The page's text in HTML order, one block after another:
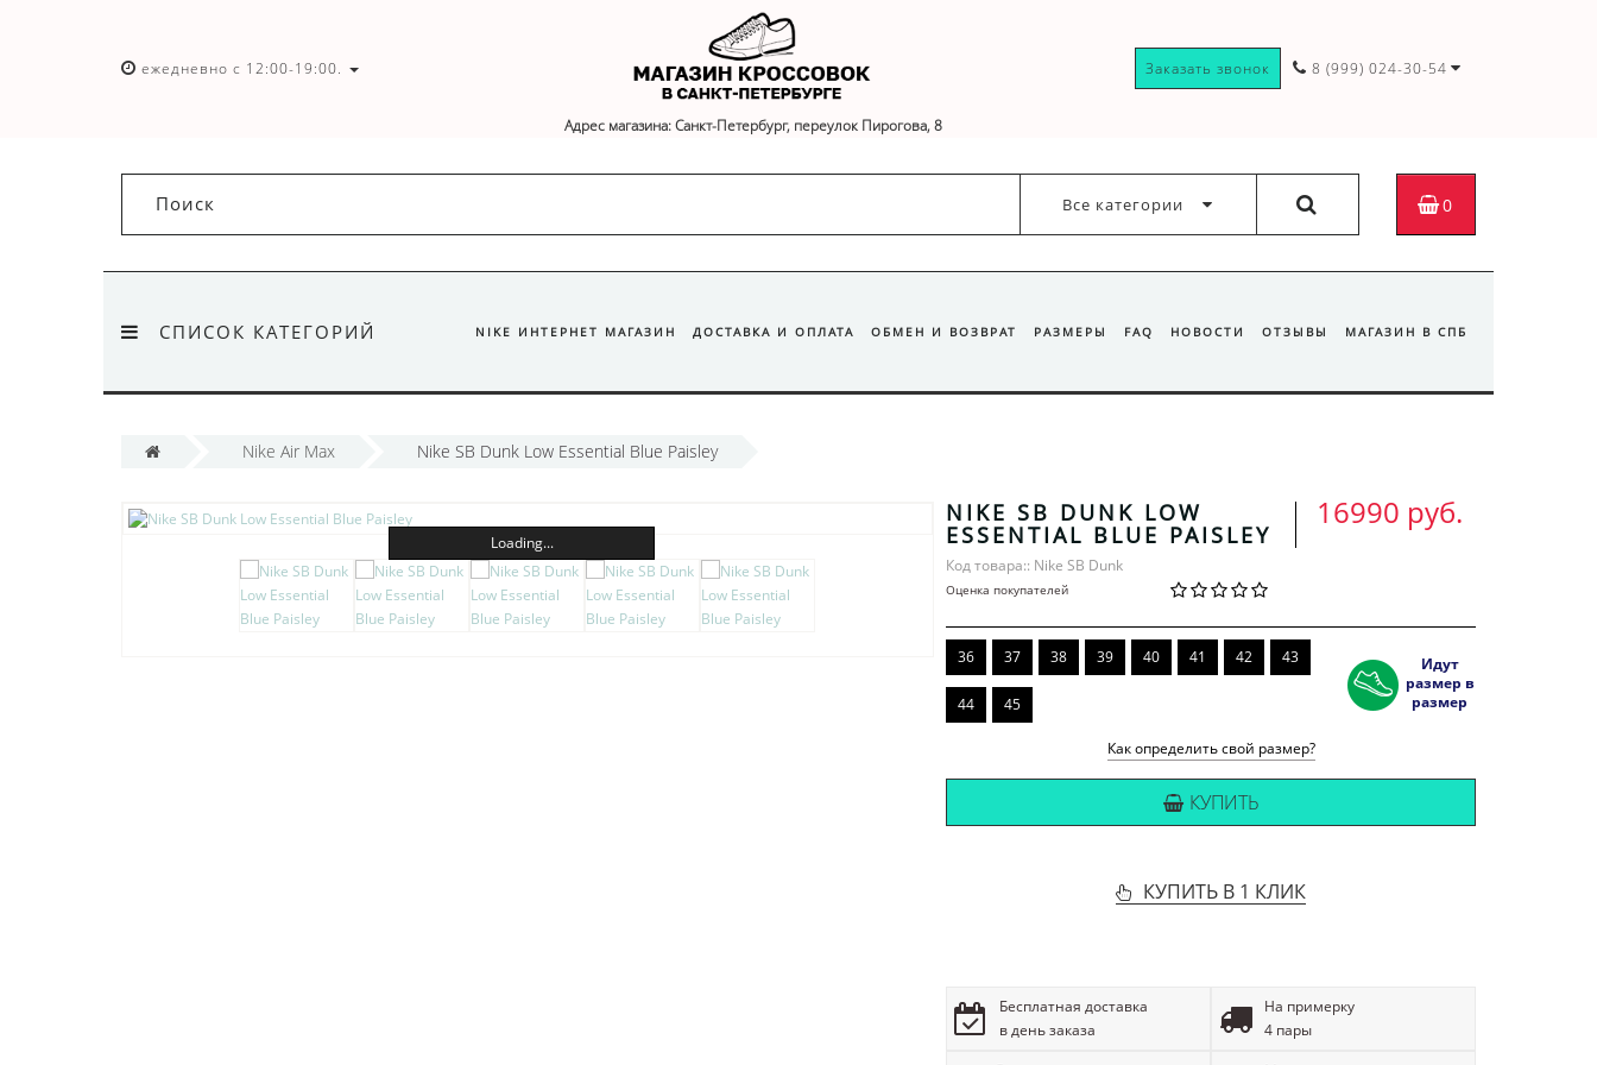
ежедневно с 12:00-19:00.
Адрес магазина: Санкт-Петербург, переулок Пирогова, 8
Заказать звонок 8 (999) 024-30-54
Все категории 0
СПИСОК КАТЕГОРИЙ NIKE ИНТЕРНЕТ МАГАЗИН ДОСТАВКА И ОПЛАТА ОБМЕН И ВОЗВРАТ РАЗМЕРЫ FAQ НОВОСТИ ОТЗЫВЫ МАГАЗИН В СПБ
Nike Air Max Nike SB Dunk Low Essential Blue Paisley
Loading...
NIKE SB DUNK LOW
ESSENTIAL BLUE PAISLEY
Код товара:: Nike SB Dunk
Оценка покупателей
16990 руб.
36 37 38 39 40 41 42 43
44 45
Идут
размер в
размер
Как определить свой размер?
КУПИТЬ
КУПИТЬ В 1 КЛИК
Бесплатная доставка
в день заказа
На примерку
4 пары